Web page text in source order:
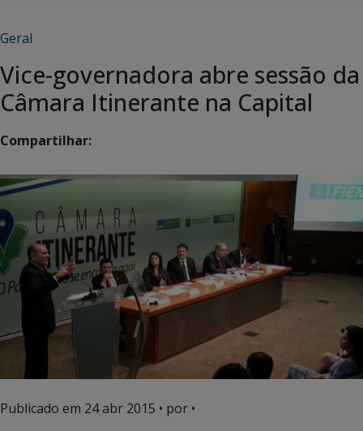
Geral
Vice-governadora abre sessão da
Câmara Itinerante na Capital
Compartilhar:
Publicado em 24 abr 2015 • por •